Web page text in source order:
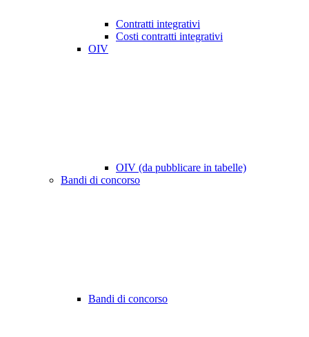
Contratti integrativi
Costi contratti integrativi
OIV
OIV (da pubblicare in tabelle)
Bandi di concorso
Bandi di concorso